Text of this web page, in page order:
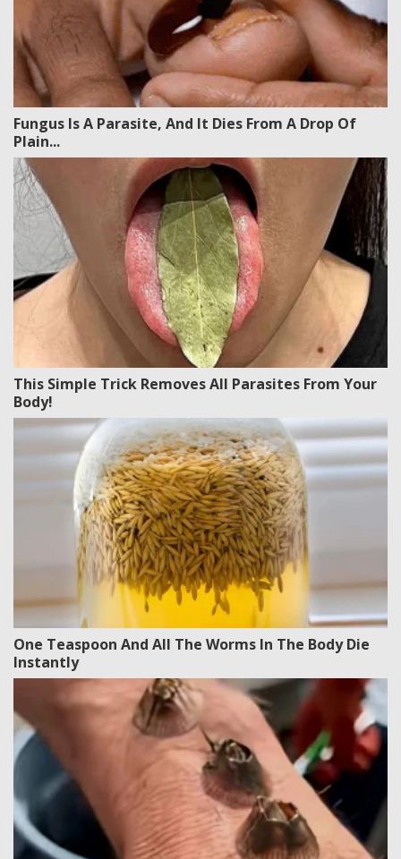
Fungus Is A Parasite, And It Dies From A Drop Of
Plain...
This Simple Trick Removes All Parasites From Your
Body!
One Teaspoon And All The Worms In The Body Die
Instantly